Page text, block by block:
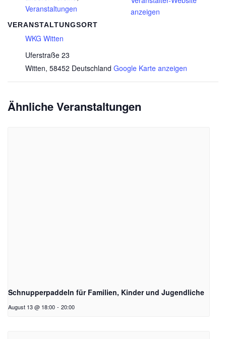
Veranstaltungen
VERANSTALTUNGSORT
WKG Witten
Uferstraße 23
Witten, 58452 Deutschland Google Karte anzeigen
anzeigen
Ähnliche Veranstaltungen
Schnupperpaddeln für Familien, Kinder und Jugendliche
August 13 @ 18:00 - 20:00